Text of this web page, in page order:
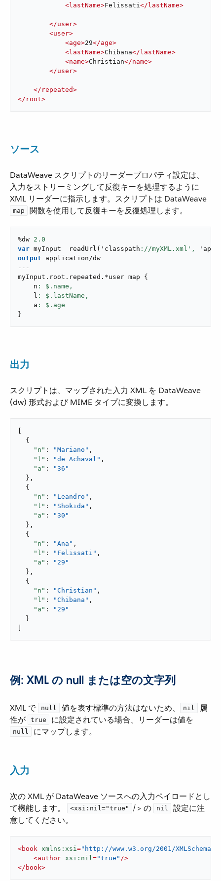
<lastName>Felissati</ lastName>
</user>
<user>
<age>29</age>
<lastName>Chibana</ lastName>
<name>Christian</name>
</user>
</ repeated>
</ root>
ソース
DataWeave スクリプトのリーダープロパティ設定は、
入力をストリーミングして反復キーを処理するように
XML リーダーに指示します。スクリプトは DataWeave ​
map ​ 関数を使用して反復キーを反復処理します。
%dw 2.0
var myInput readUrl ( 'classpath ://myXML.xml', '
output
application/dw
---
myInput . root . repeated . *user map {
    n
: $.name,
    l
: $.lastName,
    a
}
出力
スクリプトは、マップされた入力 XML を DataWeave
(dw) 形式および MIME タイプに変換します。
  {
"n" : "Mariano" ,
"l" : "de Achaval" ,
"a" :
"36"
  },
  {
"n" : "Leandro" ,
"l" : "Shokida" ,
"a" :
"30"
  },
  {
"n" : "Ana" ,
"l" : "Felissati" ,
"a" :
"29"
  },
  {
"n" : "Christian" ,
"l" : "Chibana" ,
"a" :
"29"
  }
例: XML の null または空の文字列
XML で ​ null ​ 値を表す標準の方法はないため、​ nil
​ 属
性が ​
true ​ に設定されている場合、リーダーは値を ​
null ​ にマップします。
入力
次の XML が DataWeave ソースへの入力ペイロードとし
て機能します。
<xsi:nil="true" ​/> の ​ nil
​ 設定に注
意してください。
<book xmlns:xsi="http://www.w3.org/2001/XMLSchema-
<author xsi:nil="true" />
</ book>